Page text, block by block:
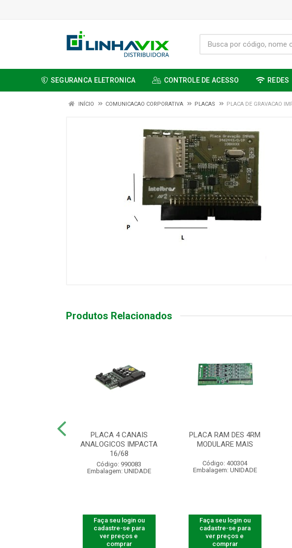
SEGURANCA ELETRONICA CONTROLE DE ACESSO REDES
INÍCIO COMUNICACAO CORPORATIVA PLACAS PLACA DE GRAVACAO
Produtos Relacionados
PLACA 4 CANAIS
ANALOGICOS IMPACTA
16/68
Código: 990083
Embalagem: UNIDADE
Faça seu login ou
cadastre-se para
ver preços e
comprar
PLACA RAM DES 4RM
MODULARE MAIS
Código: 400304
Embalagem: UNIDADE
Faça seu login ou
cadastre-se para
ver preços e
comprar